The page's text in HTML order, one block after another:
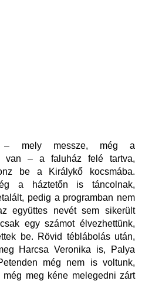
– mely messze, még a
van – a faluház felé tartva,
be a Királykő kocsmába.
a háztetőn is táncolnak,
pedig a programban nem
együttes nevét sem sikerült
egy számot élvezhettünk,
be. Rövid téblábolás után,
Harcsa Veronika is, Palya
még nem is voltunk,
meg kéne melegedni zárt